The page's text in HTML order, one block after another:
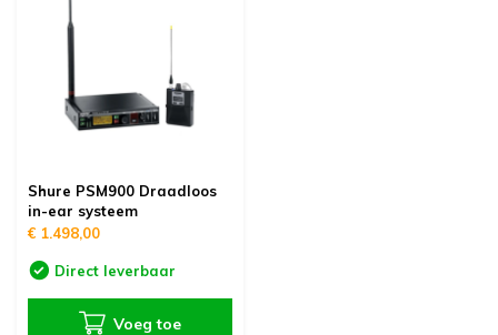
Shure PSM900 Draadloos
in-ear systeem
€ 1.498,00
Direct leverbaar
Voeg toe